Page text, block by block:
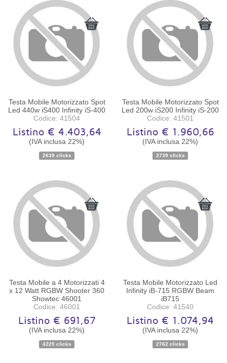
Disponibilità:Ordinabile
Testa Mobile Motorizzato Spot
Led 440w iS400 Infinity iS-400
Codice: 41504
Listino € 4.403,64
(IVA inclusa 22%)
2639 clicks Disponibilità:Ordinabile
Testa Mobile Motorizzato Spot
Led 200w iS200 Infinity iS-200
Codice: 41501
Listino € 1.960,66
(IVA inclusa 22%)
2739 clicks
Disponibilità:Ordinabile
Testa Mobile a 4 Motorizzati 4
x 12 Watt RGBW Shooter 360
Showtec 46001
Codice: 46001
Listino € 691,67
(IVA inclusa 22%)
4225 clicks
Disponibilità:Ordinabile
Testa Mobile Motorizzato Led
Infinity iB-715 RGBW Beam
iB715
Codice: 41540
Listino € 1.074,94
(IVA inclusa 22%)
2762 clicks